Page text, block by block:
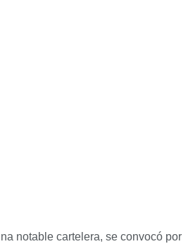
notable cartelera, se convocó por